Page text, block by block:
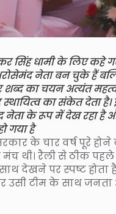
पुष्कर सिंह धामी के
नेता बन चुके हैं
शब्द का चयन अत्यंत
का संकेत देता है।
नेता के रूप में देख रहा है
गया है
के चार वर्ष पूरे
थी। रैली से ठीक पहले
देखने पर स्पष्ट
उसी टीम के साथ